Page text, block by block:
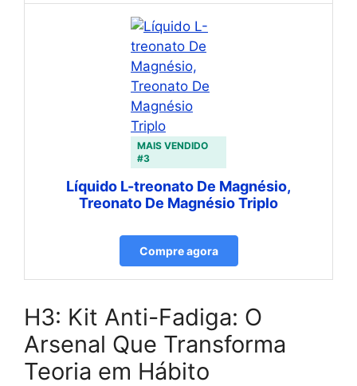
MAIS VENDIDO
#3
Líquido L-treonato De Magnésio,
Treonato De Magnésio Triplo
Compre agora
H3: Kit Anti-Fadiga: O
Arsenal Que Transforma
Teoria em Hábito